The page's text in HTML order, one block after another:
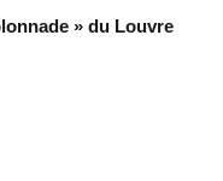
» du Louvre